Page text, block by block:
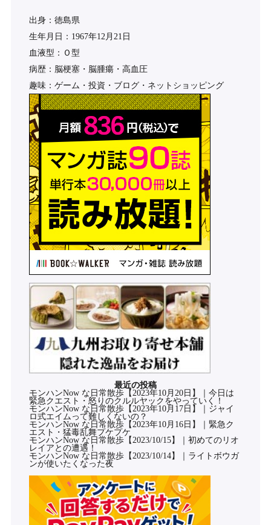
出身：徳島県
生年月日：1967年12月21日
血液型：Ｏ型
病歴：脳梗塞・脳腫瘍・高血圧
趣味：ゲーム・投資・ブログ・ネットショッピング
最近の投稿
モンハンNow な日常散歩【2023年10月20日】｜今日は
緊急クエスト・怒りのクルルヤックをやっていく！
モンハンNow な日常散歩【2023年10月17日】｜ジャイ
ロ式エイムって難しくないの？
モンハンNow な日常散歩【2023年10月16日】｜緊急ク
エスト・猛毒乱舞プケプケ
モンハンNow な日常散歩【2023/10/15】｜初めてのリオ
レイアとの遭遇！
モンハンNow な日常散歩【2023/10/14】｜ライトボウガ
ンが使いたくなった夜